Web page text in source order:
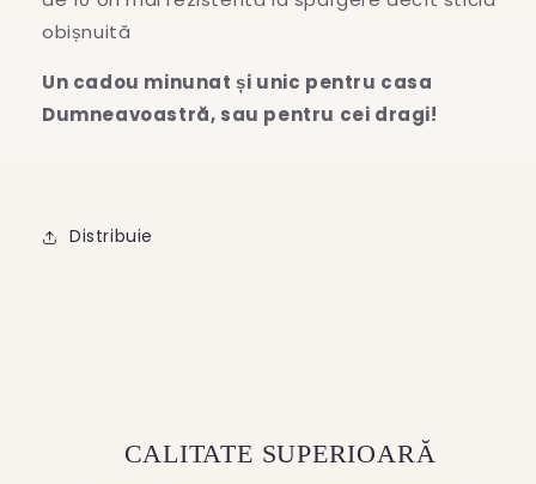
obișnuită
Un cadou minunat și unic pentru casa
Dumneavoastră, sau pentru cei dragi!
Distribuie
CALITATE SUPERIOARĂ